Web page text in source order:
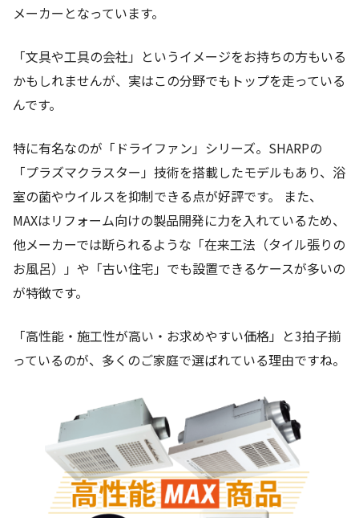
メーカーとなっています。
「文具や工具の会社」というイメージをお持ちの方もいる
かもしれませんが、実はこの分野でもトップを走っている
んです。
特に有名なのが「ドライファン」シリーズ。SHARPの
「プラズマクラスター」技術を搭載したモデルもあり、浴
室の菌やウイルスを抑制できる点が好評です。 また、
MAXはリフォーム向けの製品開発に力を入れているため、
他メーカーでは断られるような「在来工法（タイル張りの
お風呂）」や「古い住宅」でも設置できるケースが多いの
が特徴です。
「高性能・施工性が高い・お求めやすい価格」と3拍子揃
っているのが、多くのご家庭で選ばれている理由ですね。